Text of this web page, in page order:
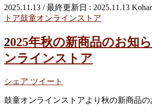
2025.11.13 / 最終更新日 : 2025.11.13
トア鼓童オンラインストア
2025年秋の新商品のお知らせ／鼓童オ
ンラインストア
シェア ツイート
鼓童オンラインストアより秋の新商品の